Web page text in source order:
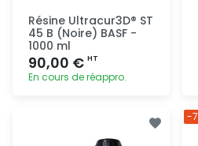
Résine Ultracur3D® ST
45 B (Noire) BASF -
1000 ml
90,00 € HT
En cours de réappro.
-